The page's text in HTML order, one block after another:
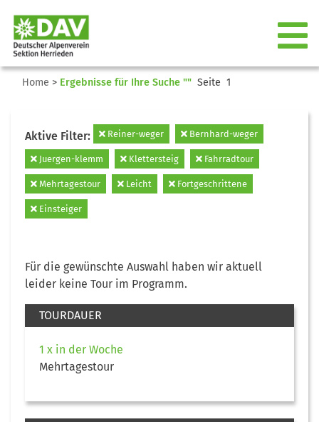
Home > Ergebnisse für Ihre Suche "" Seite 1
Aktive Filter: Reiner-weger Bernhard-weger
Juergen-klemm Klettersteig Fahrradtour
Mehrtagestour Leicht Fortgeschrittene
Einsteiger
Für die gewünschte Auswahl haben wir aktuell
leider keine Tour im Programm.
TOURDAUER
1 x in der Woche
Mehrtagestour